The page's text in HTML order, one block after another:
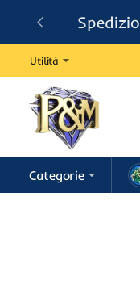
Utilità
Categorie